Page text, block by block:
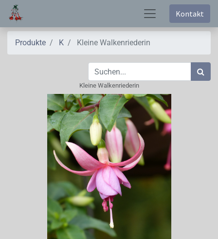
Kontakt
Produkte K Kleine Walkenriederin
Kleine Walkenriederin